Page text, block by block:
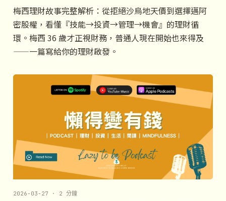
梅西理財故事完整解析：從拒絕沙烏地天價到選擇邁阿
密股權，看懂『技能→投資→管理→機會』的理財循
環。梅西 36 歲才正視財務，普通人現在開始也來得及
——一篇寫給你的理財啟發。
2026-03-27 · 2 分鐘